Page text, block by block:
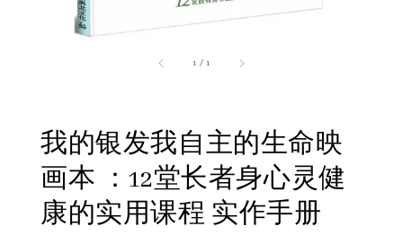
1 /1
我的银发我自主的生命映
画本 ：12堂长者身心灵健
康的实用课程 实作手册